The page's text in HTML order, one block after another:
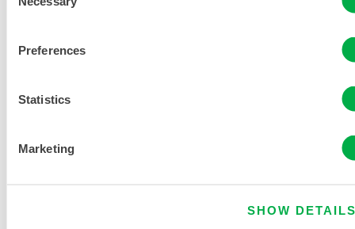
Selection
Preferences
Statistics
Marketing
SHOW